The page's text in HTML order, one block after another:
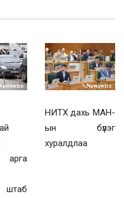
штаб
НИТХ дахь МАН-
ын бүлэг
хуралдлаа